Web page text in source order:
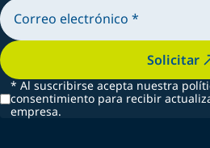
Solicitar
* Al suscribirse acepta nuestra
consentimiento para recibir
empresa.